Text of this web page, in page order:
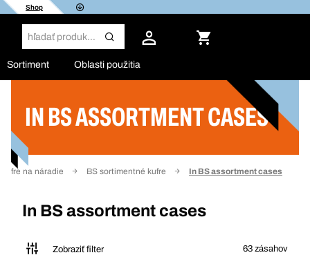
Shop
Sortiment Oblasti použitia
IN BS ASSORTMENT CASES
kufre na náradie BS sortimentné kufre In BS assortment cases
In BS assortment cases
Zobraziť filter 63 zásahov
Filter